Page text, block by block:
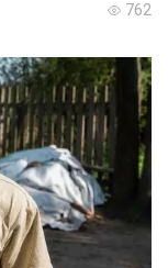
762